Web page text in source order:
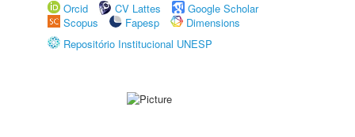
Orcid
CV Lattes
Google Scholar
Scopus
Fapesp
Dimensions
Repositório Institucional UNESP